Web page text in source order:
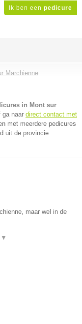
Ik ben een pedicure
Marchienne
in Mont sur
ga naar direct contact met
met meerdere pedicures
uit de provincie
maar wel in de
▼